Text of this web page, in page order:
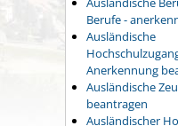
Berufe -
Ausländische
Anerkennung
Ausländische
beantragen
Ausländischer